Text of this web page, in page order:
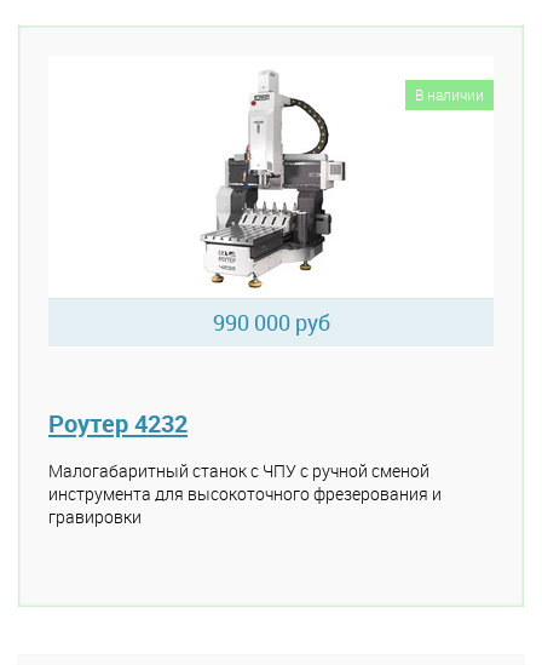
В наличии
990 000 руб
Роутер 4232
Малогабаритный станок с ЧПУ с ручной сменой
инструмента для высокоточного фрезерования и
гравировки